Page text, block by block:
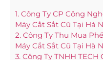
1. Công Ty CP Công
Máy Cắt Sắt Cũ Tại Hà
2. Công Ty Thu Mua
Máy Cắt Sắt Cũ Tại Hà
3. Công Ty TNHH